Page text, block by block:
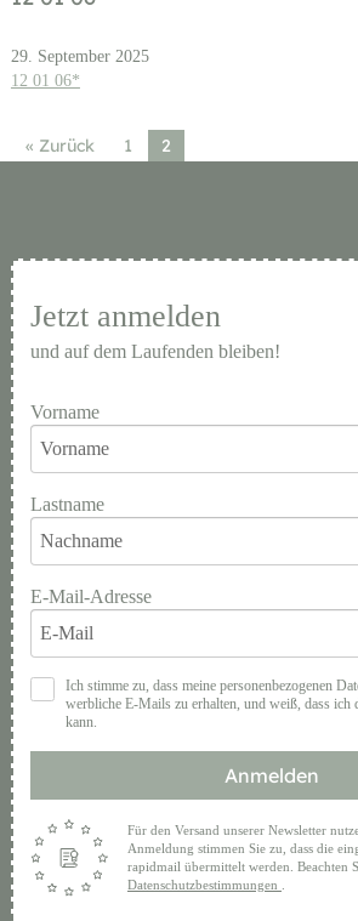
29. September 2025
12 01 06*
« Zurück 1 2
Jetzt anmelden
und auf dem Laufenden bleiben!
Vorname
Lastname
E-Mail-Adresse
Ich stimme zu, dass meine personenbezogenen
werbliche E-Mails zu erhalten, und weiß, dass ich
kann.
Anmelden
Für den Versand unserer Newsletter
Anmeldung stimmen Sie zu, dass die
rapidmail übermittelt werden. Beachten
Datenschutzbestimmungen